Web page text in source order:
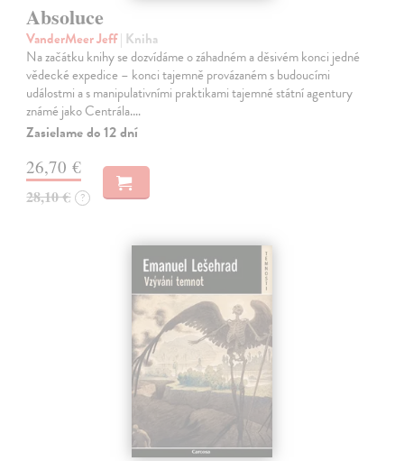
Absoluce
VanderMeer Jeff| Kniha
Na začátku knihy se dozvídáme o záhadném a děsivém konci jedné
vědecké expedice – konci tajemně provázaném s budoucími
událostmi a s manipulativními praktikami tajemné státní agentury
známé jako Centrála.…
Zasielame do 12 dní
26,70 €
28,10 € ?